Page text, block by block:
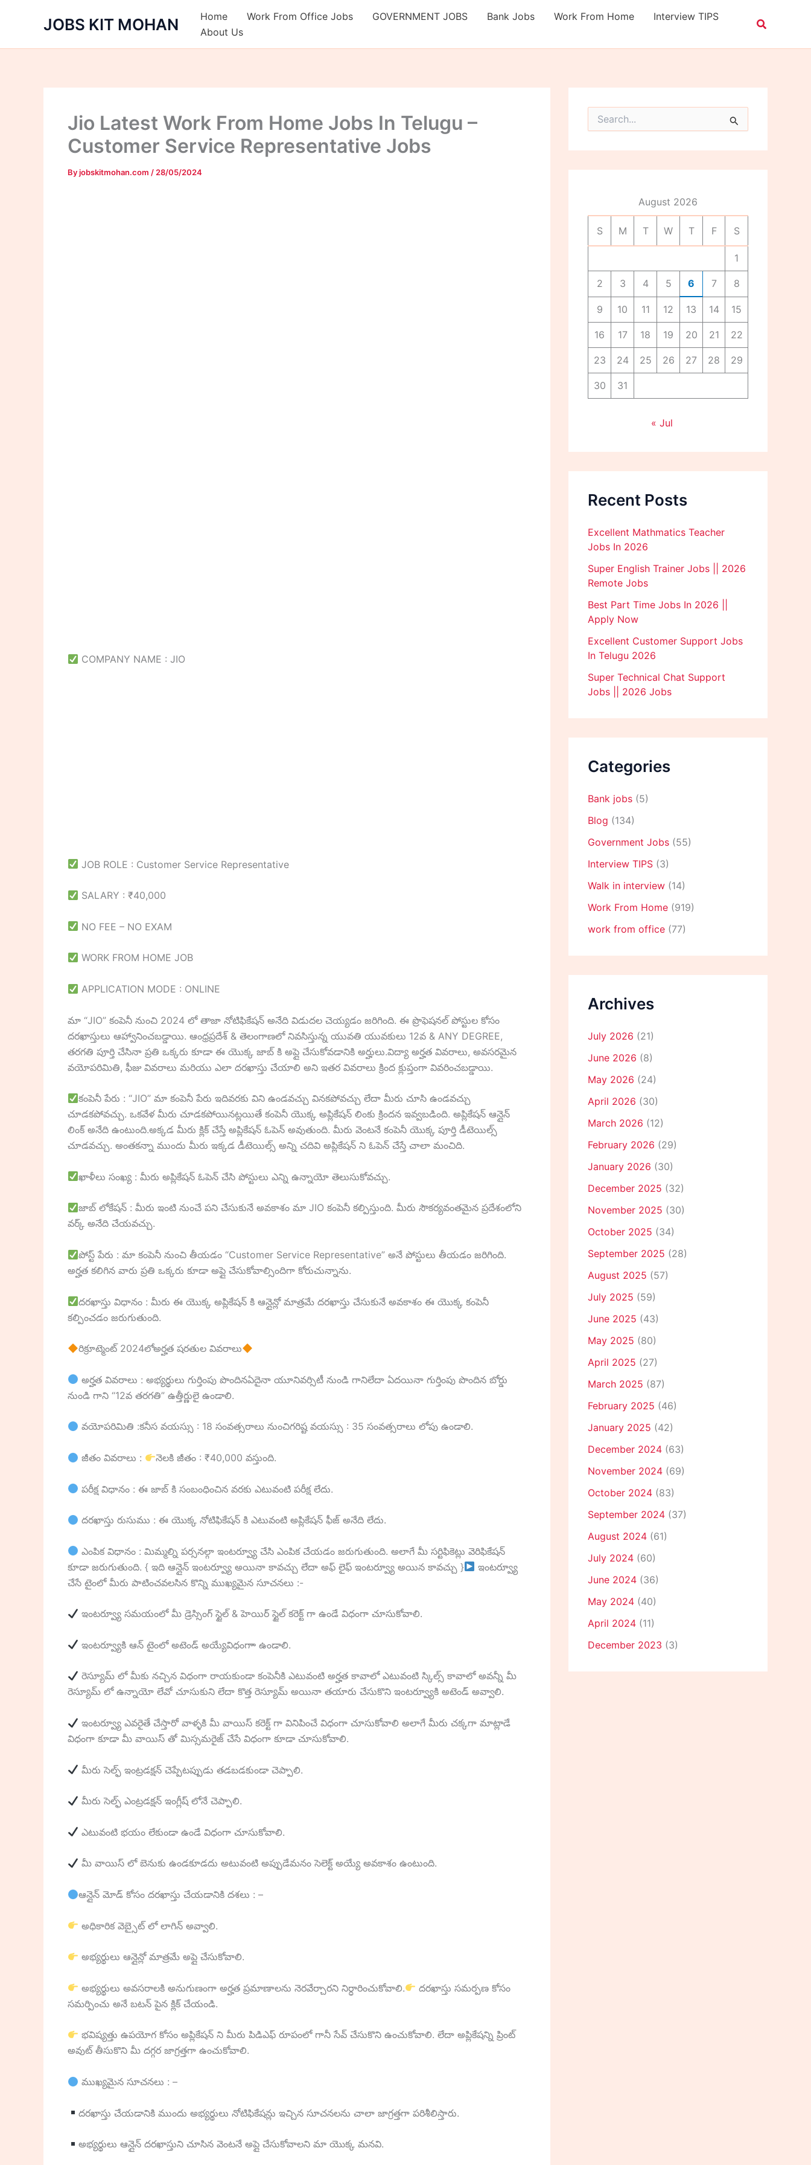
JOBS KIT MOHAN Home Work From Office Jobs GOVERNMENT JOBS Bank Jobs Work From Home
Interview TIPS
About Us
Jio Latest Work From Home Jobs In Telugu –
Customer Service Representative Jobs
Byjobskitmohan.com / 28/05/2024
COMPANY NAME : JIO
JOB ROLE : Customer Service Representative
SALARY : ₹40,000
NO FEE – NO EXAM
WORK FROM HOME JOB
APPLICATION MODE : ONLINE
మా “JIO” కంపెనీ నుంచి 2024 లో తాజా నోటిఫికేషన్ అనేది విడుదల చెయ్యడం జరిగింది. ఈ ప్రొఫెషనల్ పోస్టుల కోసం
దరఖాస్తులు ఆహ్వానించబడ్డాయి. ఆంధ్రప్రదేశ్ & తెలంగాణలో నివసిస్తున్న యువతి యువకులు 12వ & ANY DEGREE,
తరగతి పూర్తి చేసినా ప్రతి ఒక్కరు కూడా ఈ యొక్క జాబ్ కి అప్లై చేసుకోవడానికి అర్హులు.విద్యా అర్హత వివరాలు, అవసరమైన
వయోపరిమితి, ఫీజు వివరాలు మరియు ఎలా దరఖాస్తు చేయాలి అని ఇతర వివరాలు క్రింద క్లుప్తంగా వివరించబడ్డాయి.
కంపెనీ పేరు : “JIO” మా కంపెనీ పేరు ఇదివరకు విని ఉండవచ్చు వినకపోవచ్చు లేదా మీరు చూసి ఉండవచ్చు
చూడకపోవచ్చు. ఒకవేళ మీరు చూడకపోయినట్లయితే కంపెనీ యొక్క అప్లికేషన్ లింకు క్రిందన ఇవ్వబడింది. అప్లికేషన్ ఆన్లైన్
లింక్ అనేది ఉంటుంది.అక్కడ మీరు క్లిక్ చేస్తే అప్లికేషన్ ఓపెన్ అవుతుంది. మీరు వెంటనే కంపెనీ యొక్క పూర్తి డీటెయిల్స్
చూడవచ్చు. అంతకన్నా ముందు మీరు ఇక్కడ డీటెయిల్స్ అన్ని చదివి అప్లికేషన్ ని ఓపెన్ చేస్తే చాలా మంచిది.
ఖాళీలు సంఖ్య : మీరు అప్లికేషన్ ఓపెన్ చేసి పోస్టులు ఎన్ని ఉన్నాయో తెలుసుకోవచ్చు.
జాబ్ లోకేషన్ : మీరు ఇంటి నుంచే పని చేసుకునే అవకాశం మా JIO కంపెనీ కల్పిస్తుంది. మీరు సౌకర్యవంతమైన ప్రదేశంలోని
వర్క్ అనేది చేయవచ్చు.
పోస్ట్ పేరు : మా కంపెనీ నుంచి తీయడం “Customer Service Representative” అనే పోస్టులు తీయడం జరిగింది.
అర్హత కలిగిన వారు ప్రతి ఒక్కరు కూడా అప్లై చేసుకోవాల్సిందిగా కోరుచున్నాను.
దరఖాస్తు విధానం : మీరు ఈ యొక్క అప్లికేషన్ కి ఆన్లైన్లో మాత్రమే దరఖాస్తు చేసుకునే అవకాశం ఈ యొక్క కంపెనీ
కల్పించడం జరుగుతుంది.
రిక్రూట్మెంట్ 2024లోఅర్హత షరతుల వివరాలు
అర్హత వివరాలు : అభ్యర్థులు గుర్తింపు పొందినఏదైనా యూనివర్సిటీ నుండి గానిలేదా ఏదయినా గుర్తింపు పొందిన బోర్డు
నుండి గాని “12వ తరగతి” ఉత్తీర్ణులై ఉండాలి.
వయోపరిమితి :కనీస వయస్సు : 18 సంవత్సరాలు నుంచిగరిష్ట వయస్సు : 35 సంవత్సరాలు లోపు ఉండాలి.
జీతం వివరాలు : నెలకి జీతం : ₹40,000 వస్తుంది.
పరీక్ష విధానం : ఈ జాబ్ కి సంబంధించిన వరకు ఎటువంటి పరీక్ష లేదు.
దరఖాస్తు రుసుము : ఈ యొక్క నోటిఫికేషన్ కి ఎటువంటి అప్లికేషన్ ఫీజ్ అనేది లేదు.
ఎంపిక విధానం : మిమ్మల్ని పర్సనల్గా ఇంటర్వ్యూ చేసి ఎంపిక చేయడం జరుగుతుంది. అలాగే మీ సర్టిఫికెట్లు వెరిఫికేషన్
కూడా జరుగుతుంది. { ఇది ఆన్లైన్ ఇంటర్వ్యూ అయినా కావచ్చు లేదా అఫ్ లైఫ్ ఇంటర్వ్యూ అయిన కావచ్చు }
ఇంటర్వ్యూ
చేసే టైంలో మీరు పాటించవలసిన కొన్ని ముఖ్యమైన సూచనలు :-
ఇంటర్వ్యూ సమయంలో మీ డ్రెస్సింగ్ స్టైల్ & హెయిర్ స్టైల్ కరెక్ట్ గా ఉండే విధంగా చూసుకోవాలి.
ఇంటర్వ్యూకి ఆన్ టైంలో అటెండ్ అయ్యేవిధంగాా ఉండాలి.
రెస్యూమ్ లో మీకు నచ్చిన విధంగా రాయకుండా కంపెనీకి ఎటువంటి అర్హత కావాలో ఎటువంటి స్కిల్స్ కావాలో అవన్నీ మీ
రెస్యూమ్ లో ఉన్నాయో లేవో చూసుకుని లేదా కొత్త రెస్యూమ్ అయినా తయారు చేసుకొని ఇంటర్వ్యూకి అటెండ్ అవ్వాలి.
ఇంటర్వ్యూ ఎవరైతే చేస్తారో వాళ్ళకి మీ వాయిస్ కరెక్ట్ గా వినిపించే విధంగా చూసుకోవాలి అలాగే మీరు చక్కగా మాట్లాడే
విధంగా కూడా మీ వాయిస్ తో మిస్సమరైజ్ చేసే విధంగా కూడా చూసుకోవాలి.
మీరు సెల్ఫ్ ఇంట్రడక్షన్ చెప్పేటప్పుడు తడబడకుండా చెప్పాలి.
మీరు సెల్ఫ్ ఎంట్రడక్షన్ ఇంగ్లీష్ లోనే చెప్పాలి.
ఎటువంటి భయం లేకుండా ఉండే విధంగా చూసుకోవాలి.
మీ వాయిస్ లో బెనుకు ఉండకూడదు అటువంటి అప్పుడేమనం సెలెక్ట్ అయ్యే అవకాశం ఉంటుంది.
ఆన్లైన్ మోడ్ కోసం దరఖాస్తు చేయడానికి దశలు : –
అధికారిక వెబ్సైట్ లో లాగిన్ అవ్వాలి.
అభ్యర్థులు ఆన్లైన్లో మాత్రమే అప్లై చేసుకోవాలి.
అభ్యర్థులు అవసరాలకి అనుగుణంగా అర్హత ప్రమాణాలను నెరవేర్చారని నిర్ధారించుకోవాలి.
దరఖాస్తు సమర్పణ కోసం
సమర్పించు అనే బటన్ పైన క్లిక్ చేయండి.
భవిష్యత్తు ఉపయోగ కోసం అప్లికేషన్ ని మీరు పిడిఎఫ్ రూపంలో గానీ సేవ్ చేసుకొని ఉంచుకోవాలి. లేదా అప్లికేషన్ని ప్రింట్
అవుట్ తీసుకొని మీ దగ్గర జాగ్రత్తగా ఉంచుకోవాలి.
ముఖ్యమైన సూచనలు : –
దరఖాస్తు చేయడానికి ముందు అభ్యర్థులు నోటిఫికేషన్లు ఇచ్చిన సూచనలను చాలా జాగ్రత్తగా పరిశీలిస్తారు.
అభ్యర్థులు ఆన్లైన్ దరఖాస్తుని చూసిన వెంటనే అప్లై చేసుకోవాలని మా యొక్క మనవి.
r
h
August 2026
S M T W T F S
1
2 3 4 5 6 7 8
9 10 11 12 13 14 15
16 17 18 19 20 21 22
23 24 25 26 27 28 29
30 31
« Jul
Recent Posts
Excellent Mathmatics Teacher
Jobs In 2026
Super English Trainer Jobs || 2026
Remote Jobs
Best Part Time Jobs In 2026 ||
Apply Now
Excellent Customer Support Jobs
In Telugu 2026
Super Technical Chat Support
Jobs || 2026 Jobs
Categories
Bank jobs (5)
Blog (134)
Government Jobs (55)
Interview TIPS (3)
Walk in interview (14)
Work From Home (919)
work from office (77)
Archives
July 2026 (21)
June 2026 (8)
May 2026 (24)
April 2026 (30)
March 2026 (12)
February 2026 (29)
January 2026 (30)
December 2025 (32)
November 2025 (30)
October 2025 (34)
September 2025 (28)
August 2025 (57)
July 2025 (59)
June 2025 (43)
May 2025 (80)
April 2025 (27)
March 2025 (87)
February 2025 (46)
January 2025 (42)
December 2024 (63)
November 2024 (69)
October 2024 (83)
September 2024 (37)
August 2024 (61)
July 2024 (60)
June 2024 (36)
May 2024 (40)
April 2024 (11)
December 2023 (3)